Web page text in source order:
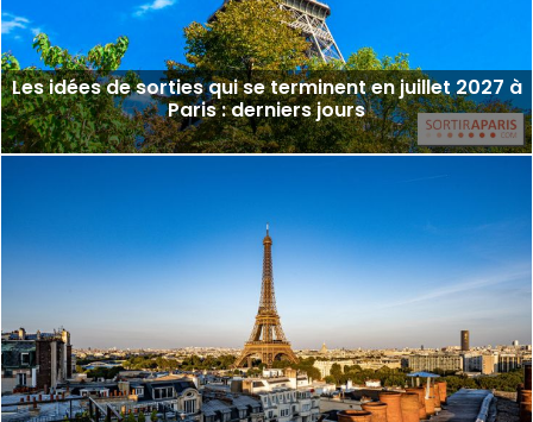
Les idées de sorties qui se terminent en juillet 2027 à
Paris : derniers jours